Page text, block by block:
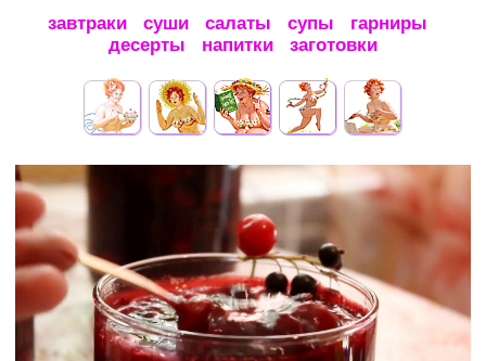
завтраки суши салаты супы
гарниры
десерты
напитки заготовки